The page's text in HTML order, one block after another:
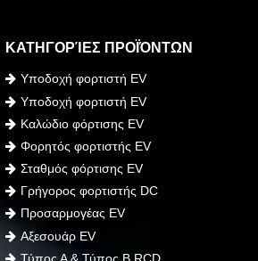
ΚΑΤΗΓΟΡΊΕΣ ΠΡΟΪΌΝΤΩΝ
Υποδοχή φορτιστή EV
Υποδοχή φορτιστή EV
Καλώδιο φόρτισης EV
Φορητός φορτιστής EV
Σταθμός φόρτισης EV
Γρήγορος φορτιστής DC
Προσαρμογέας EV
Αξεσουάρ EV